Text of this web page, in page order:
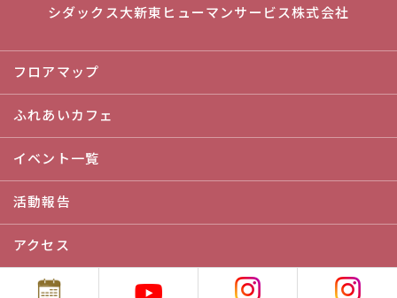
シダックス大新東ヒューマンサービス株式会社
フロアマップ
ふれあいカフェ
イベント一覧
活動報告
アクセス
会議室・研修室の予約に関して